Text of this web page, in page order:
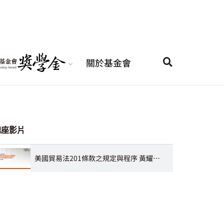
關於基金會
影片
美國貿易法201條款之規定與程序 黃耀賞律師